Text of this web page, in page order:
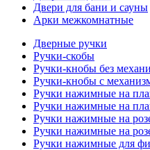
Двери для бани и сауны
Арки межкомнатные
Дверные ручки
Ручки-скобы
Ручки-кнобы без
Ручки-кнобы с
Ручки нажимные на
Ручки нажимные на
Ручки нажимные на
Ручки нажимные на
Ручки нажимные для